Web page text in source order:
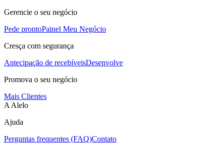
Gerencie o seu negócio
Pede prontoPainel Meu Negócio
Cresça com segurança
Antecipação de recebíveisDesenvolve
Promova o seu negócio
Mais Clientes
A Alelo
Ajuda
Perguntas frequentes (FAQ)Contato